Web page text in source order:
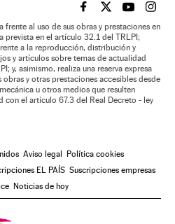
EL PAÍS BRASIL EN
EL PAÍSEL PAÍS
EL
frente al uso de sus obras y prestaciones en
prevista en el artículo 32.1 del TRLPI;
a la reproducción, distribución y
y artículos sobre temas de actualidad
y, asimismo, realiza una reserva expresa
y otras prestaciones accesibles desde
u otros medios que resulten
el artículo 67.3 del Real Decreto - ley
Aviso legal Política cookies
EL PAÍS Suscripciones empresas
Noticias de hoy